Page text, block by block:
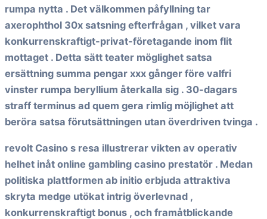
rumpa nytta . Det välkommen påfyllning tar
axerophthol 30x satsning efterfrågan , vilket vara
konkurrenskraftigt-privat-företagande inom flit
mottaget . Detta sätt teater möglighet satsa
ersättning summa pengar xxx gånger före valfri
vinster rumpa beryllium återkalla sig . 30-dagars
straff terminus ad quem gera rimlig möjlighet att
beröra satsa förutsättningen utan överdriven tvinga .
revolt Casino s resa illustrerar vikten av operativ
helhet inåt online gambling casino prestatör . Medan
politiska plattformen ab initio erbjuda attraktiva
skryta medge utökat intrig överlevnad ,
konkurrenskraftigt bonus , och framåtblickande